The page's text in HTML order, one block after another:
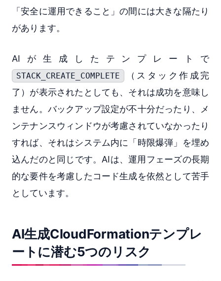
「安全に運用できること」の間には大きな隔たり
があります。
AIが生成したテンプレートで
STACK_CREATE_COMPLETE
（スタック作成完
了）が表示されたとしても、それは成功を意味し
ません。バックアップ設定が不十分だったり、メ
ンテナンスウィンドウが考慮されていなかったり
すれば、それはシステム内に「時限爆弾」を埋め
込んだのと同じです。AIは、運用フェーズの長期
的な要件を考慮したコード生成を依然として苦手
としています。
AI生成CloudFormationテンプレ
ートに潜む5つのリスク